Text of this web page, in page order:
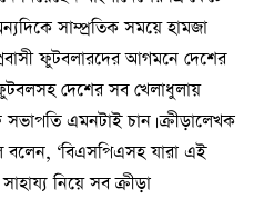
সাম্প্রতিক সময়ে হামজা
ফুটবলারদের আগমনে দেশের
দেশের সব খেলাধুলায়
এমনটাই চান। ক্রীড়ালেখক
বলেন, ‘বিএসপিএসহ যারা এই
নিয়ে সব ক্রীড়া